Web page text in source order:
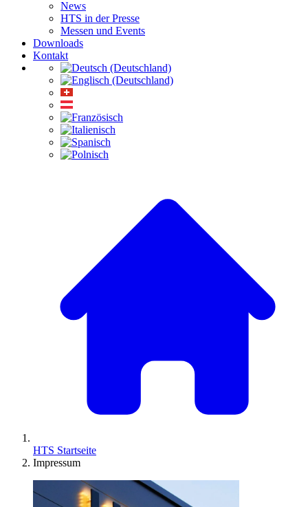
News
HTS in der Presse
Messen und Events
Downloads
Kontakt
HTS Startseite
Impressum